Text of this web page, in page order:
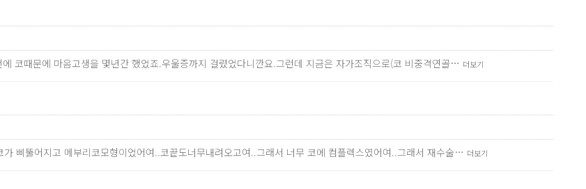
코때문에 마음고생을 몇년간 했었죠.우울증까지 걸렸었다니깐요.그런데 지금은 자가조직으로(코 비중격연골… 더보기
삐뚤어지고 메부리코모형이었어여..코끝도너무내려오고여..그래서 너무 코에 컴플렉스였어여..그래서 재수술… 더보기